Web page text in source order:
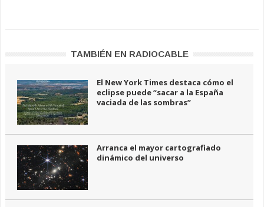
TAMBIÉN EN RADIOCABLE
El New York Times destaca cómo el
eclipse puede “sacar a la España
vaciada de las sombras”
Arranca el mayor cartografiado
dinámico del universo